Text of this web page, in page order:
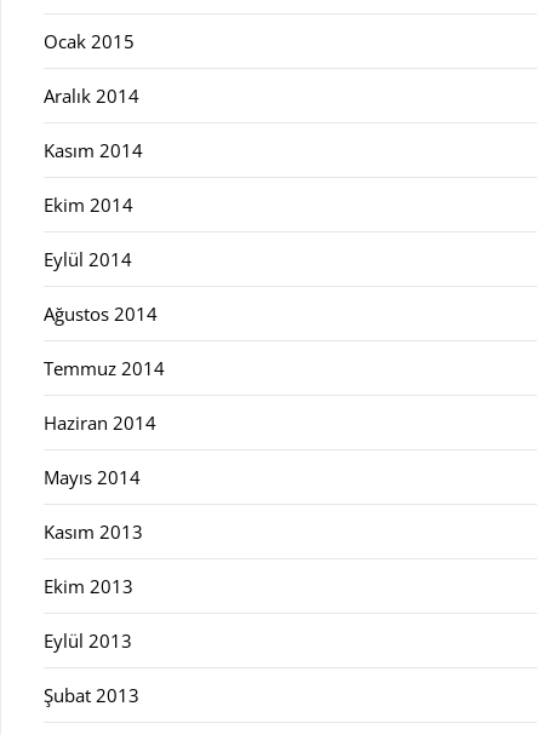
Ocak 2015
Aralık 2014
Kasım 2014
Ekim 2014
Eylül 2014
Ağustos 2014
Temmuz 2014
Haziran 2014
Mayıs 2014
Kasım 2013
Ekim 2013
Eylül 2013
Şubat 2013